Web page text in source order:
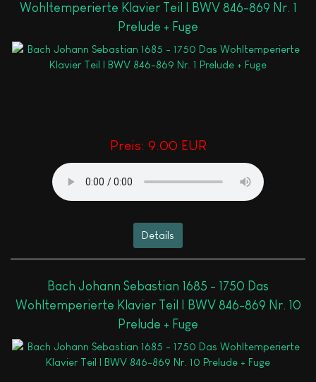
Wohltemperierte Klavier Teil I BWV 846-869 Nr. 1
Prelude + Fuge
Preis: 9.00 EUR
Details
Bach Johann Sebastian 1685 - 1750 Das
Wohltemperierte Klavier Teil I BWV 846-869 Nr. 10
Prelude + Fuge